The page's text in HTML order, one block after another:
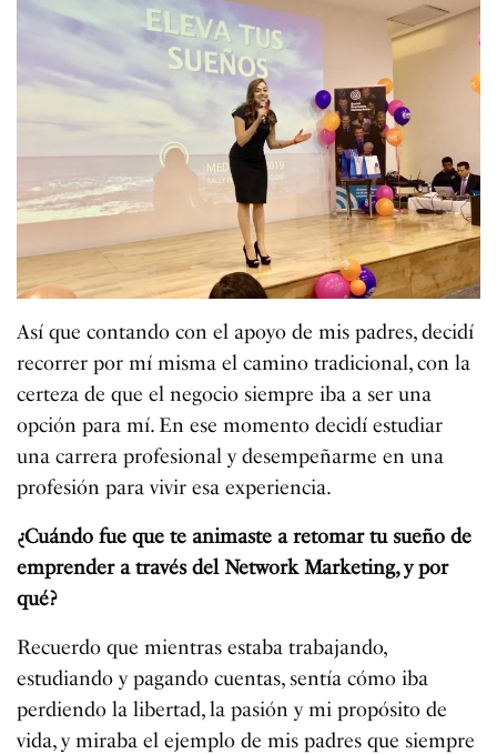
Así que contando con el apoyo de mis padres, decidí
recorrer por mí misma el camino tradicional, con la
certeza de que el negocio siempre iba a ser una
opción para mí. En ese momento decidí estudiar
una carrera profesional y desempeñarme en una
profesión para vivir esa experiencia.
¿Cuándo fue que te animaste a retomar tu sueño de
emprender a través del Network Marketing, y por
qué?
Recuerdo que mientras estaba trabajando,
estudiando y pagando cuentas, sentía cómo iba
perdiendo la libertad, la pasión y mi propósito de
vida, y miraba el ejemplo de mis padres que siempre